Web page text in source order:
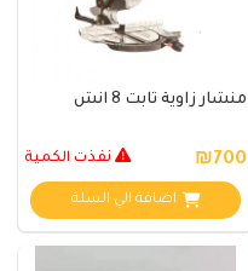
منشار زاوية ثابت 8 انش
₪700 نفذت الكمية
اضافة الي السلة